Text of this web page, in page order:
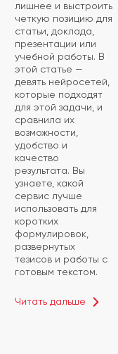
лишнее и выстроить
четкую позицию для
статьи, доклада,
презентации или
учебной работы. В
этой статье —
девять нейросетей,
которые подходят
для этой задачи, и
сравнила их
возможности,
удобство и
качество
результата. Вы
узнаете, какой
сервис лучше
использовать для
коротких
формулировок,
развернутых
тезисов и работы с
готовым текстом.
Читать дальше